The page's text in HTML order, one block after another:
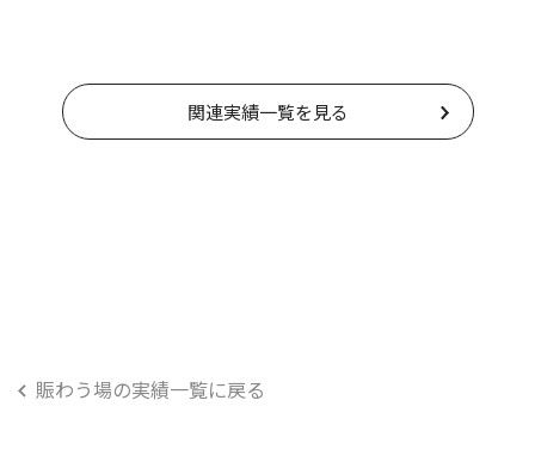
関連実績一覧を見る
賑わう場の実績一覧に戻る